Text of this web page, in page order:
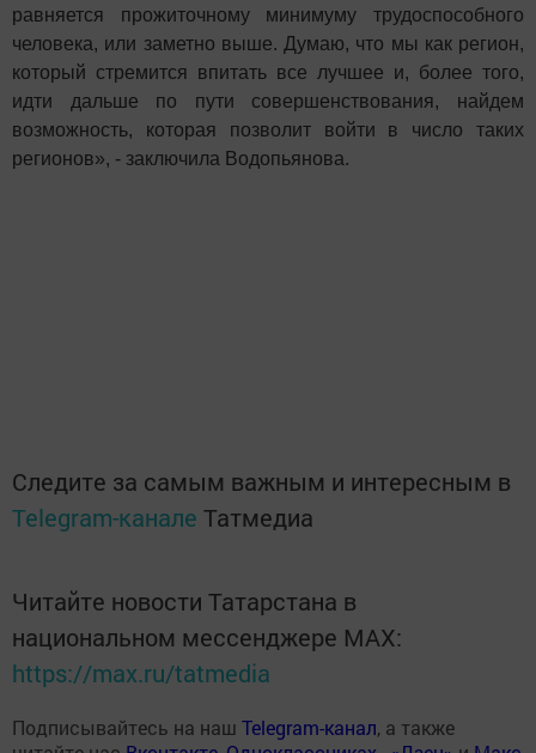
равняется прожиточному минимуму трудоспособного
человека, или заметно выше. Думаю, что мы как регион,
который стремится впитать все лучшее и, более того,
идти дальше по пути совершенствования, найдем
возможность, которая позволит войти в число таких
регионов», - заключила Водопьянова.
Следите за самым важным и интересным в
Telegram-канале Татмедиа
Читайте новости Татарстана в
национальном мессенджере MАХ:
https://max.ru/tatmedia
Подписывайтесь на наш Telegram-канал, а также